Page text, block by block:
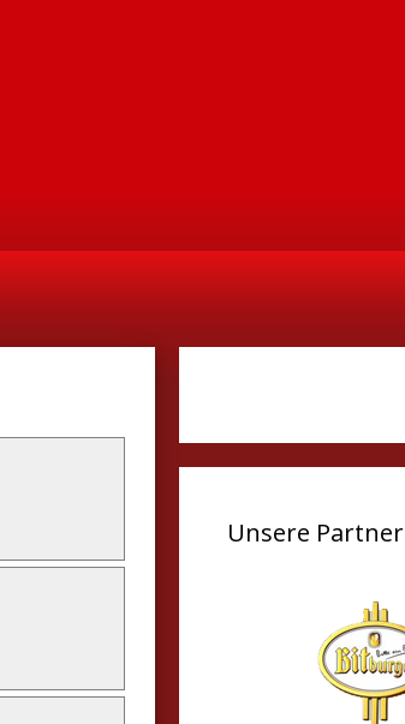
Unsere Partner